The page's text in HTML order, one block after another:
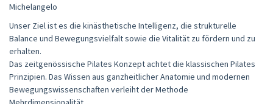
Michelangelo
Unser Ziel ist es die kinästhetische Intelligenz, die strukturelle
Balance und Bewegungsvielfalt sowie die Vitalität zu fördern und zu
erhalten.
Das zeitgenössische Pilates Konzept achtet die klassischen Pilates
Prinzipien. Das Wissen aus ganzheitlicher Anatomie und modernen
Bewegungswissenschaften verleiht der Methode